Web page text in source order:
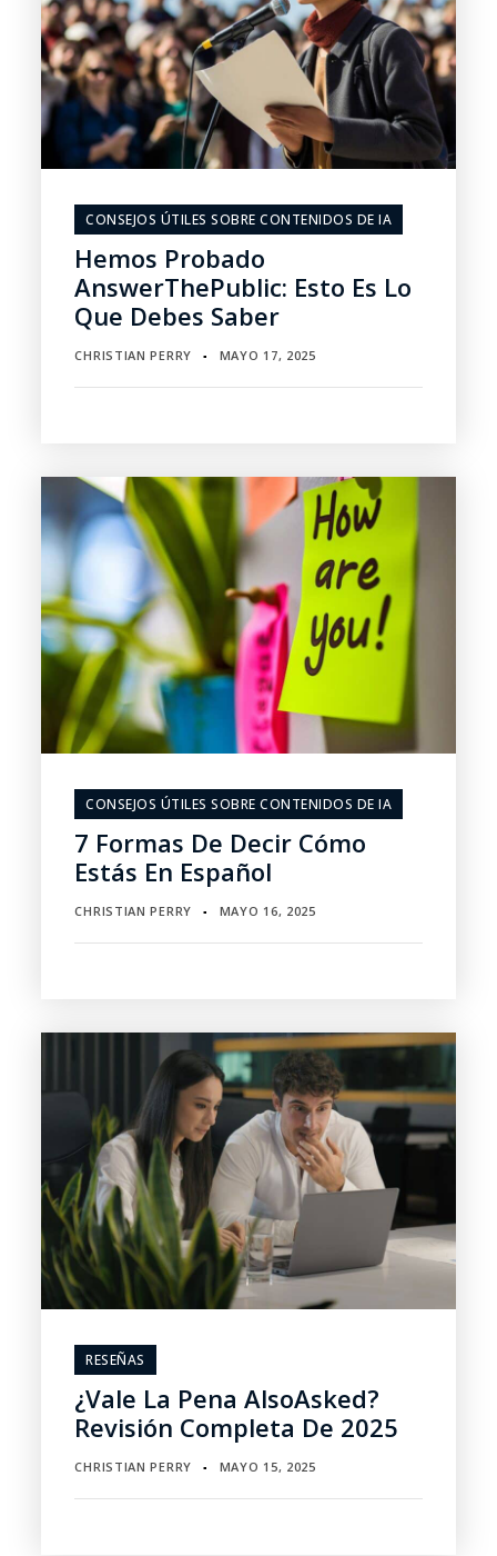
CONSEJOS ÚTILES SOBRE CONTENIDOS DE IA
Hemos Probado
AnswerThePublic: Esto Es Lo
Que Debes Saber
CHRISTIAN PERRY ▪ MAYO 17, 2025
CONSEJOS ÚTILES SOBRE CONTENIDOS DE IA
7 Formas De Decir Cómo
Estás En Español
CHRISTIAN PERRY ▪ MAYO 16, 2025
RESEÑAS
¿Vale La Pena AlsoAsked?
Revisión Completa De 2025
CHRISTIAN PERRY ▪ MAYO 15, 2025